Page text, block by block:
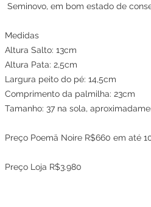
Seminovo, em bom estado de
Medidas
Altura Salto: 13cm
Altura Pata: 2,5cm
Largura peito do pé: 14,5cm
Comprimento da palmilha: 23cm
Tamanho: 37 na sola,
Preço Poemä Noire R$660 em até
Preço Loja R$3.980